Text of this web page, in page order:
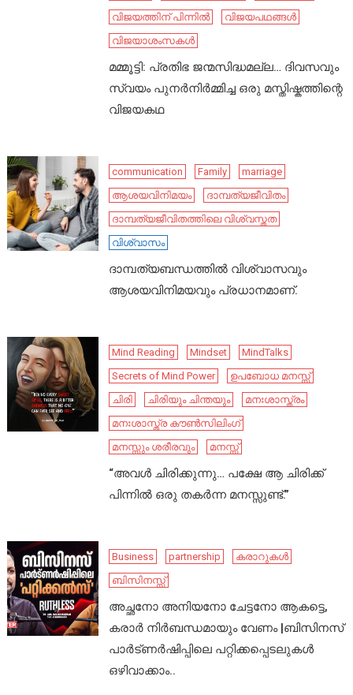
വിജയത്തിന് പിന്നിൽ
വിജയപഥങ്ങൾ
വിജയാശംസകൾ
മമ്മൂട്ടി: പ്രതിഭ ജന്മസിദ്ധമല്ല… ദിവസവും
സ്വയം പുനർനിർമ്മിച്ച ഒരു മസ്തിഷ്കത്തിന്റെ
വിജയകഥ
communication Family
marriage
ആശയവിനിമയം
ദാമ്പത്യജീവിതം
ദാമ്പത്യജീവിതത്തിലെ വിശ്വസ്തത
വിശ്വാസം
ദാമ്പത്യബന്ധത്തിൽ വിശ്വാസവും
ആശയവിനിമയവും പ്രധാനമാണ്.
Mind Reading Mindset
MindTalks
Secrets of Mind Power
ഉപബോധ മനസ്സ്
ചിരി
ചിരിയും ചിന്തയും
മനഃശാസ്ത്രം
മനഃശാസ്ത്ര കൗൺസിലിംഗ്
മനസ്സും ശരീരവും
മനസ്സ്
“അവൾ ചിരിക്കുന്നു… പക്ഷേ ആ ചിരിക്ക്
പിന്നിൽ ഒരു തകർന്ന മനസ്സുണ്ട്.”
Business partnership
കരാറുകൾ
ബിസിനസ്സ്
അച്ഛനോ അനിയനോ ചേട്ടനോ ആകട്ടെ,
കരാർ നിർബന്ധമായും വേണം |ബിസിനസ്
പാർട്ണർഷിപ്പിലെ പറ്റിക്കപ്പെടലുകൾ
ഒഴിവാക്കാം..